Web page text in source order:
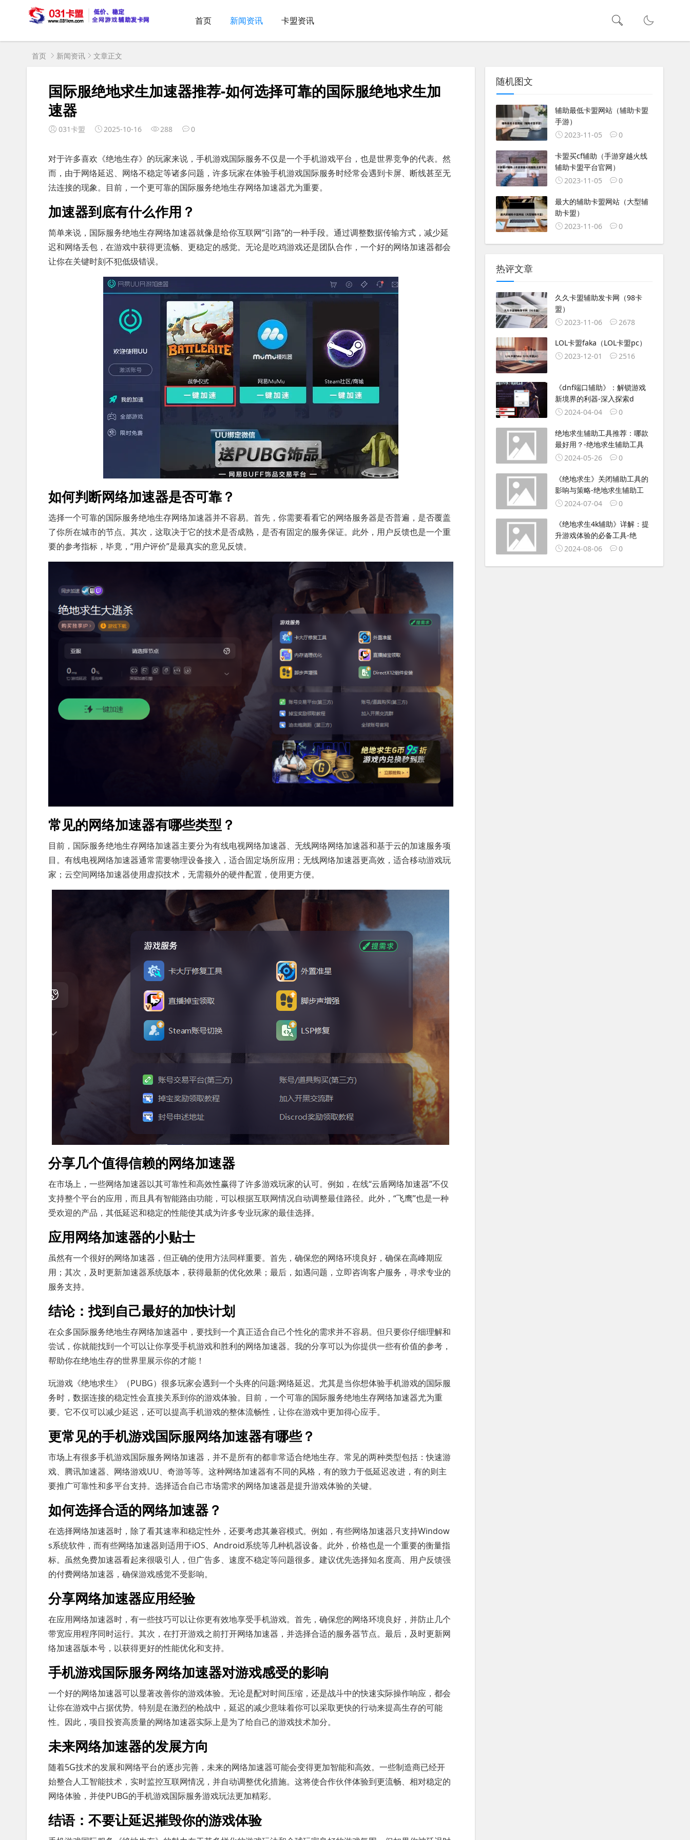
首页 新闻资讯 卡盟资讯
首页 新闻资讯 文章正文
国际服绝地求生加速器推荐-如何选择可靠的国际服绝地求生加
速器
031卡盟 2025-10-16 288 0
对于许多喜欢《绝地生存》的玩家来说，手机游戏国际服务不仅是一个手机游戏平台，也是世界竞争的代表。然
而，由于网络延迟、网络不稳定等诸多问题，许多玩家在体验手机游戏国际服务时经常会遇到卡屏、断线甚至无
法连接的现象。目前，一个更可靠的国际服务绝地生存网络加速器尤为重要。
加速器到底有什么作用？
简单来说，国际服务绝地生存网络加速器就像是给你互联网“引路”的一种手段。通过调整数据传输方式，减少延
迟和网络丢包，在游戏中获得更流畅、更稳定的感觉。无论是吃鸡游戏还是团队合作，一个好的网络加速器都会
让你在关键时刻不犯低级错误。
如何判断网络加速器是否可靠？
选择一个可靠的国际服务绝地生存网络加速器并不容易。首先，你需要看看它的网络服务器是否普遍，是否覆盖
了你所在城市的节点。其次，这取决于它的技术是否成熟，是否有固定的服务保证。此外，用户反馈也是一个重
要的参考指标，毕竟，“用户评价”是最真实的意见反馈。
常见的网络加速器有哪些类型？
目前，国际服务绝地生存网络加速器主要分为有线电视网络加速器、无线网络网络加速器和基于云的加速服务项
目。有线电视网络加速器通常需要物理设备接入，适合固定场所应用；无线网络加速器更高效，适合移动游戏玩
家；云空间网络加速器使用虚拟技术，无需额外的硬件配置，使用更方便。
分享几个值得信赖的网络加速器
在市场上，一些网络加速器以其可靠性和高效性赢得了许多游戏玩家的认可。例如，在线“云盾网络加速器”不仅
支持整个平台的应用，而且具有智能路由功能，可以根据互联网情况自动调整最佳路径。此外，“飞鹰”也是一种
受欢迎的产品，其低延迟和稳定的性能使其成为许多专业玩家的最佳选择。
应用网络加速器的小贴士
虽然有一个很好的网络加速器，但正确的使用方法同样重要。首先，确保您的网络环境良好，确保在高峰期应
用；其次，及时更新加速器系统版本，获得最新的优化效果；最后，如遇问题，立即咨询客户服务，寻求专业的
服务支持。
结论：找到自己最好的加快计划
在众多国际服务绝地生存网络加速器中，要找到一个真正适合自己个性化的需求并不容易。但只要你仔细理解和
尝试，你就能找到一个可以让你享受手机游戏和胜利的网络加速器。我的分享可以为你提供一些有价值的参考，
帮助你在绝地生存的世界里展示你的才能！
玩游戏《绝地求生》（PUBG）很多玩家会遇到一个头疼的问题:网络延迟。尤其是当你想体验手机游戏的国际服
务时，数据连接的稳定性会直接关系到你的游戏体验。目前，一个可靠的国际服务绝地生存网络加速器尤为重
要。它不仅可以减少延迟，还可以提高手机游戏的整体流畅性，让你在游戏中更加得心应手。
更常见的手机游戏国际服网络加速器有哪些？
市场上有很多手机游戏国际服务网络加速器，并不是所有的都非常适合绝地生存。常见的两种类型包括：快速游
戏、腾讯加速器、网络游戏UU、奇游等等。这种网络加速器有不同的风格，有的致力于低延迟改进，有的则主
要推广可靠性和多平台支持。选择适合自己市场需求的网络加速器是提升游戏体验的关键。
如何选择合适的网络加速器？
在选择网络加速器时，除了看其速率和稳定性外，还要考虑其兼容模式。例如，有些网络加速器只支持Window
s系统软件，而有些网络加速器则适用于iOS、Android系统等几种机器设备。此外，价格也是一个重要的衡量指
标。虽然免费加速器看起来很吸引人，但广告多、速度不稳定等问题很多。建议优先选择知名度高、用户反馈强
的付费网络加速器，确保游戏感觉不受影响。
分享网络加速器应用经验
在应用网络加速器时，有一些技巧可以让你更有效地享受手机游戏。首先，确保您的网络环境良好，并防止几个
带宽应用程序同时运行。其次，在打开游戏之前打开网络加速器，并选择合适的服务器节点。最后，及时更新网
络加速器版本号，以获得更好的性能优化和支持。
手机游戏国际服务网络加速器对游戏感受的影响
一个好的网络加速器可以显著改善你的游戏体验。无论是配对时间压缩，还是战斗中的快速实际操作响应，都会
让你在游戏中占据优势。特别是在激烈的枪战中，延迟的减少意味着你可以采取更快的行动来提高生存的可能
性。因此，项目投资高质量的网络加速器实际上是为了给自己的游戏技术加分。
未来网络加速器的发展方向
随着5G技术的发展和网络平台的逐步完善，未来的网络加速器可能会变得更加智能和高效。一些制造商已经开
始整合人工智能技术，实时监控互联网情况，并自动调整优化措施。这将使合作伙伴体验到更流畅、相对稳定的
网络体验，并使PUBG的手机游戏国际服务游戏玩法更加精彩。
结语：不要让延迟摧毁你的游戏体验
随机图文
辅助最低卡盟网站（辅助卡盟
手游）
2023-11-05
0
卡盟买cf辅助（手游穿越火线
辅助卡盟平台官网）
2023-11-05
0
最大的辅助卡盟网站（大型辅
助卡盟）
2023-11-06
0
热评文章
久久卡盟辅助发卡网（98卡
盟）
2023-11-06
2678
LOL卡盟faka（LOL卡盟pc）
2023-12-01
2516
《dnf端口辅助》：解锁游戏
新境界的利器-深入探索d
2024-04-04
0
绝地求生辅助工具推荐：哪款
最好用？-绝地求生辅助工具
2024-05-26
0
《绝地求生》关闭辅助工具的
影响与策略-绝地求生辅助工
2024-07-04
0
《绝地求生4k辅助》详解：提
升游戏体验的必备工具-绝
2024-08-06
0